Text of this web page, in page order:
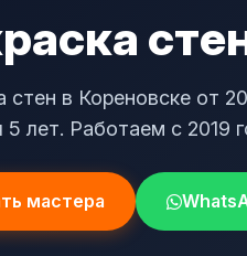
стен в Кореновске от
5 лет. Работаем с 2019
мастера